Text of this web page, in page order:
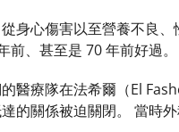
身心傷害以至營養不良
、甚至是 70 年前好過。
醫療隊在法希爾（El
的關係被迫關閉。 當時